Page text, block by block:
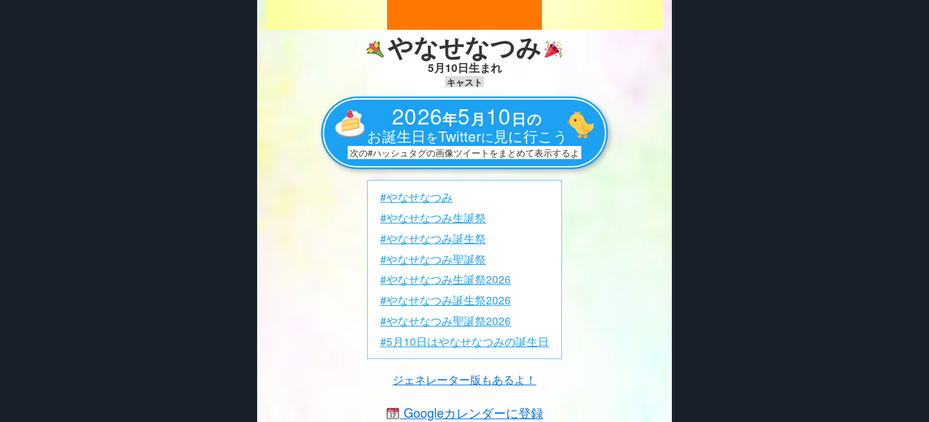
やなせなつみ
5月10日生まれ
キャスト
2026年5月 10 日の
お誕生日をTwitterに見に行こう
次の#ハッシュタグの画像ツイートをまとめて表示するよ
#やなせなつみ
#やなせなつみ生誕祭
#やなせなつみ誕生祭
#やなせなつみ聖誕祭
#やなせなつみ生誕祭2026
#やなせなつみ誕生祭2026
#やなせなつみ聖誕祭2026
#5月10日はやなせなつみの誕生日
ジェネレーター版もあるよ！
Googleカレンダーに登録